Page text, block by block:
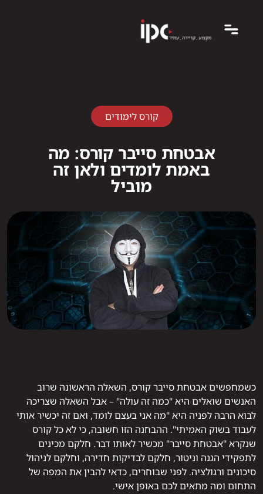
קורס לימודים
אבטחת סייבר קורס: מה
באמת לומדים ולאן זה
מוביל
כשמחפשים אבטחת סייבר קורס, השאלה הראשונה שרוב
האנשים שואלים היא "כמה זה עולה" – אבל השאלה שצריכה
לבוא הרבה לפניה היא "מה אני בעצם לומד, ואם זה יכשיר אותי
לעבוד בשוק האמיתי". ההבחנה הזו חשובה, כי לא כל קורס
שנקרא "אבטחת סייבר" מכשיר לאותו דבר. חלקם מכינים
לתפקידי הגנה וניטור, חלקם לבדיקות חדירה, וחלקם לניהול
סיכונים ורגולציה. לפני שבוחרים, כדאי להבין את המפה של
התחום ומה מתאים לכם באופן אישי.